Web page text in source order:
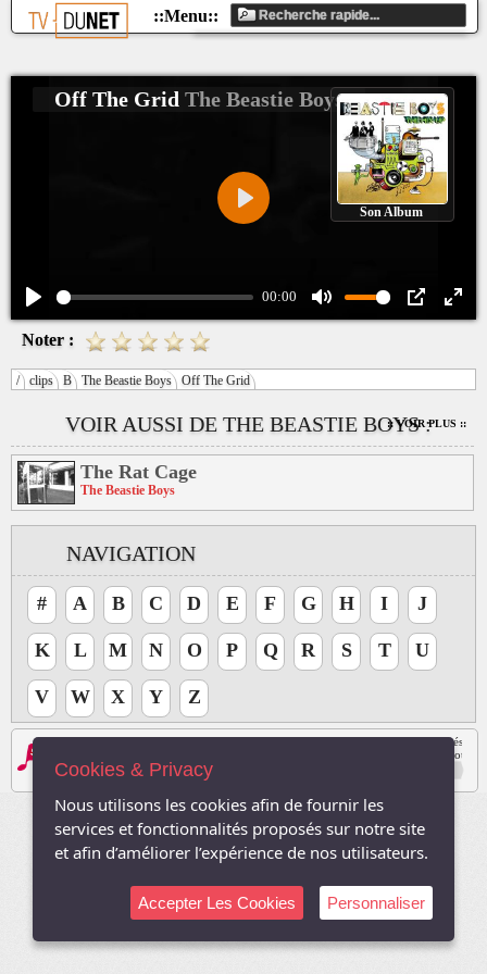
Play
00:00
Mute PIP
Play
Off The Grid The Beastie Boys
Son Album
/ clips B The Beastie Boys Off The Grid
VOIR AUSSI DE THE BEASTIE BOYS :
:: VOIR PLUS ::
The Rat Cage
The Beastie Boys
NAVIGATION
# A B C D E F G H I J
K L M N O P Q R S T U
V W X Y Z
Noter :
Les logos, Media , marques, et iconographies relatifs à toutes autres sociétés,
Le site respecte le droit d'auteur. Tous les droits des auteurs des oeuvres
Sauf autorisation, toute utilisation des oeuvres autres que la reproduction et la
2003-2026, TVDuNet.com -
Cookies & Privacy
Nous utilisons les cookies afin de fournir les
services et fonctionnalités proposés sur notre site
et afin d’améliorer l’expérience de nos utilisateurs.
Accepter Les Cookies Personnaliser